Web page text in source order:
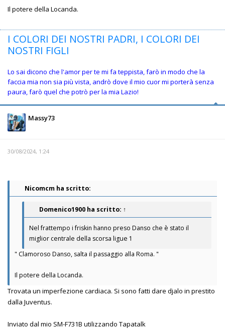
Il potere della Locanda.
I COLORI DEI NOSTRI PADRI, I COLORI DEI
NOSTRI FIGLI
Lo sai dicono che l'amor per te mi fa teppista, farò in modo che la
faccia mia non sia più vista, andrò dove il mio cuor mi porterà senza
paura, farò quel che potrò per la mia Lazio!
Massy73
30/08/2024, 1:24
Nicomcm ha scritto:
Domenico1900 ha scritto: ↑
Nel frattempo i friskin hanno preso Danso che è stato il
miglior centrale della scorsa ligue 1
" Clamoroso Danso, salta il passaggio alla Roma. "
Il potere della Locanda.
Trovata un imperfezione cardiaca. Si sono fatti dare djalo in prestito
dalla Juventus.
Inviato dal mio SM-F731B utilizzando Tapatalk